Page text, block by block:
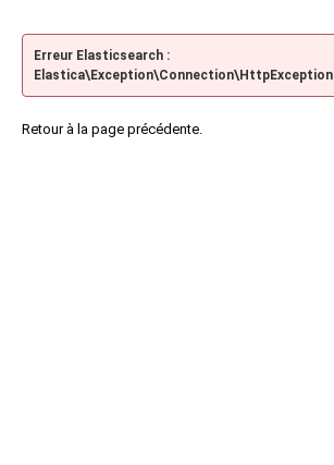
Erreur Elasticsearch :
Elastica\Exception\Connection\HttpException
Retour à la page précédente.